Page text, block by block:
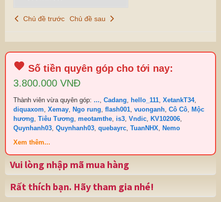
Chủ đề trước Chủ đề sau
Số tiền quyên góp cho tới nay:
3.800.000 VNĐ
Thành viên vừa quyên góp: ..., Cadang, hello_111, XetankT34,
diquaxom, Xemay, Ngo rung, flash001, vuonganh, Cô Cô, Mộc
hương, Tiêu Tương, meotamthe, is3, Vndic, KV102006,
Quynhanh03, Quynhanh03, quebayrc, TuanNHX, Nemo
Xem thêm...
Vui lòng nhập mã mua hàng
Rất thích bạn. Hãy tham gia nhé!